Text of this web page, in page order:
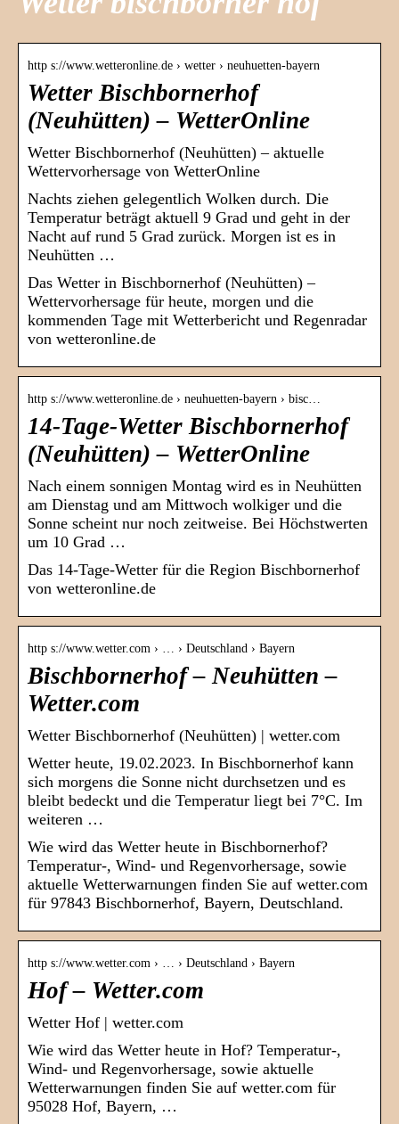
http s://www.wetteronline.de › wetter › neuhuetten-bayern
Wetter Bischbornerhof
(Neuhütten) – WetterOnline
Wetter Bischbornerhof (Neuhütten) – aktuelle
Wettervorhersage von WetterOnline
Nachts ziehen gelegentlich Wolken durch. Die
Temperatur beträgt aktuell 9 Grad und geht in der
Nacht auf rund 5 Grad zurück. Morgen ist es in
Neuhütten …
Das Wetter in Bischbornerhof (Neuhütten) –
Wettervorhersage für heute, morgen und die
kommenden Tage mit Wetterbericht und Regenradar
von wetteronline.de
http s://www.wetteronline.de › neuhuetten-bayern › bisc…
14-Tage-Wetter Bischbornerhof
(Neuhütten) – WetterOnline
Nach einem sonnigen Montag wird es in Neuhütten
am Dienstag und am Mittwoch wolkiger und die
Sonne scheint nur noch zeitweise. Bei Höchstwerten
um 10 Grad …
Das 14-Tage-Wetter für die Region Bischbornerhof
von wetteronline.de
http s://www.wetter.com › … › Deutschland › Bayern
Bischbornerhof – Neuhütten –
Wetter.com
Wetter Bischbornerhof (Neuhütten) | wetter.com
Wetter heute, 19.02.2023. In Bischbornerhof kann
sich morgens die Sonne nicht durchsetzen und es
bleibt bedeckt und die Temperatur liegt bei 7°C. Im
weiteren …
Wie wird das Wetter heute in Bischbornerhof?
Temperatur-, Wind- und Regenvorhersage, sowie
aktuelle Wetterwarnungen finden Sie auf wetter.com
für 97843 Bischbornerhof, Bayern, Deutschland.
http s://www.wetter.com › … › Deutschland › Bayern
Hof – Wetter.com
Wetter Hof | wetter.com
Wie wird das Wetter heute in Hof? Temperatur-,
Wind- und Regenvorhersage, sowie aktuelle
Wetterwarnungen finden Sie auf wetter.com für
95028 Hof, Bayern, …